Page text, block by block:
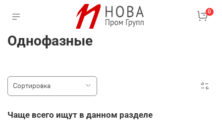
0
Однофазные
Чаще всего ищут в данном разделе